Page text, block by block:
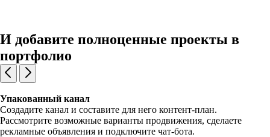
И добавите полноценные проекты в
портфолио
Упакованный канал
Создадите канал и составите для него контент-план.
Рассмотрите возможные варианты продвижения, сделаете
рекламные объявления и подключите чат-бота.